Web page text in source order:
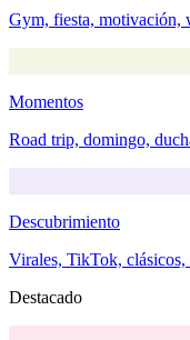
Gym, fiesta, motivación,
Momentos
Road trip, domingo,
Descubrimiento
Virales, TikTok, clásicos,
Destacado